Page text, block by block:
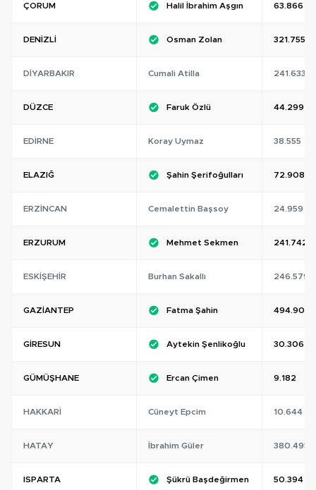
ÇORUM Halil İbrahim Aşgın 63.866
DENIZLI Osman Zolan 321.755
DIYARBAKIR Cumali Atilla 241.633
DÜZCE Faruk Özlü 44.299
EDIRNE Koray Uymaz 38.555
ELAZIĞ Şahin Şerifoğulları 72.908
ERZINCAN Cemalettin Başsoy 24.959
ERZURUM Mehmet Sekmen 241.742
ESKIŞEHIR Burhan Sakallı 246.579
GAZIANTEP Fatma Şahin 494.905
GIRESUN Aytekin Şenlikoğlu 30.306
GÜMÜŞHANE Ercan Çimen 9.182
HAKKARI Cüneyt Epcim 10.644
HATAY İbrahim Güler 380.495
ISPARTA Şükrü Başdeğirmen 50.394